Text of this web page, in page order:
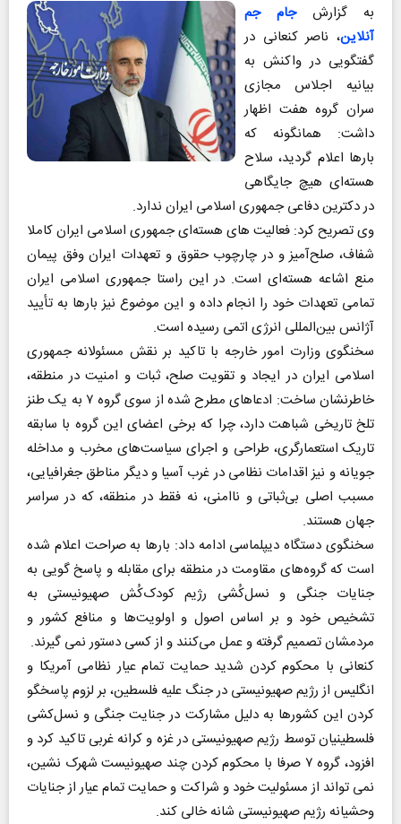
به گزارشجام جم
آنلاین، ناصر کنعانی در
گفتگویی در واکنش به
بیانیه اجلاس مجازی
سران گروه هفت اظهار
داشت: همانگونه که
بارها اعلام گردید، سلاح
هسته‌ای هیچ جایگاهی
در دکترین دفاعی جمهوری اسلامی ایران ندارد.
وی تصریح کرد: فعالیت های هسته‌ای جمهوری اسلامی ایران کاملا
شفاف، صلح‌آمیز و در چارچوب حقوق و تعهدات ایران وفق پیمان
منع اشاعه هسته‌ای است. در این راستا جمهوری اسلامی ایران
تمامی تعهدات خود را انجام داده و این موضوع نیز بارها به تأیید
آژانس بین‌المللی انرژی اتمی رسیده است.
سخنگوی وزارت امور خارجه با تاکید بر نقش مسئولانه جمهوری
اسلامی ایران در ایجاد و تقویت صلح، ثبات و امنیت در منطقه،
خاطرنشان ساخت: ادعاهای مطرح شده از سوی گروه ۷ به یک طنز
تلخ تاریخی شباهت دارد، چرا که برخی اعضای این گروه با سابقه
تاریک استعمارگری، طراحی و اجرای سیاست‌های مخرب و مداخله
جویانه و نیز اقدامات نظامی در غرب آسیا و دیگر مناطق جغرافیایی،
مسبب اصلی بی‌ثباتی و ناامنی، نه فقط در منطقه، که در سراسر
جهان هستند.
سخنگوی دستگاه دیپلماسی ادامه داد: بارها به صراحت اعلام‌ شده
است که گروه‌های مقاومت در منطقه برای مقابله و پاسخ گویی به
جنایات جنگی و نسل‌کُشی رژیم کودک‌کُش صهیونیستی به
تشخیص خود و بر اساس اصول و اولویت‌ها و منافع کشور و
مردمشان تصمیم گرفته و عمل می‌کنند و از کسی دستور نمی گیرند.
کنعانی با محکوم کردن شدید حمایت تمام عیار نظامی آمریکا و
انگلیس از رژیم صهیونیستی در جنگ علیه فلسطین، بر لزوم پاسخگو
کردن این کشورها به دلیل مشارکت در جنایت جنگی و نسل‌کشی
فلسطینیان توسط رژیم صهیونیستی در غزه و کرانه غربی تاکید کرد و
افزود، گروه ۷ صرفا با محکوم کردن چند صهیونیست شهرک نشین،
نمی تواند از مسئولیت خود و شراکت و حمایت تمام عیار از جنایات
وحشیانه رژیم صهیونیستی شانه خالی کند.